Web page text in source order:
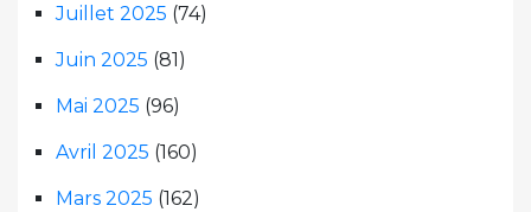
Juillet 2025 (74)
Juin 2025 (81)
Mai 2025 (96)
Avril 2025 (160)
Mars 2025 (162)